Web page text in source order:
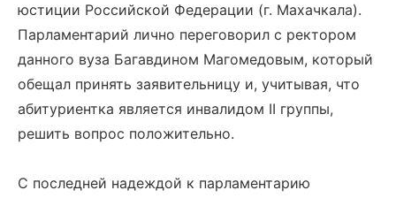
юстиции Российской Федерации (г. Махачкала).
Парламентарий лично переговорил с ректором
данного вуза Багавдином Магомедовым, который
обещал принять заявительницу и, учитывая, что
абитуриентка является инвалидом II группы,
решить вопрос положительно.
С последней надеждой к парламентарию